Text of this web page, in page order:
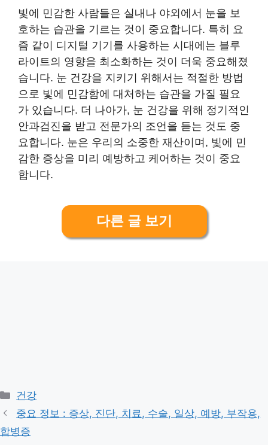
빛에 민감한 사람들은 실내나 야외에서 눈을 보
호하는 습관을 기르는 것이 중요합니다. 특히 요
즘 같이 디지털 기기를 사용하는 시대에는 블루
라이트의 영향을 최소화하는 것이 더욱 중요해졌
습니다. 눈 건강을 지키기 위해서는 적절한 방법
으로 빛에 민감함에 대처하는 습관을 가질 필요
가 있습니다. 더 나아가, 눈 건강을 위해 정기적인
안과검진을 받고 전문가의 조언을 듣는 것도 중
요합니다. 눈은 우리의 소중한 재산이며, 빛에 민
감한 증상을 미리 예방하고 케어하는 것이 중요
합니다.
다른 글 보기
Categories
건강
중요 정보 : 증상, 진단, 치료, 수술, 일상, 예방, 부작용,
합병증